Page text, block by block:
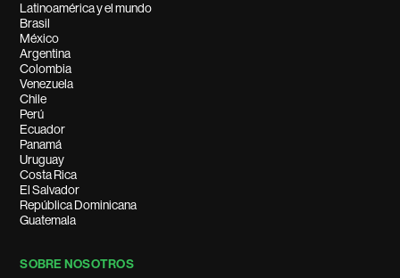
Latinoamérica y el mundo
Brasil
México
Argentina
Colombia
Venezuela
Chile
Perú
Ecuador
Panamá
Uruguay
Costa Rica
El Salvador
República Dominicana
Guatemala
SOBRE NOSOTROS